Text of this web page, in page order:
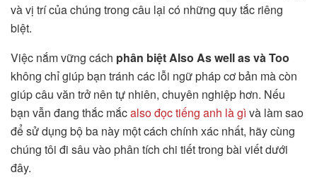
và vị trí của chúng trong câu lại có những quy tắc riêng
biệt.
Việc nắm vững cách phân biệt Also As well as và Too
không chỉ giúp bạn tránh các lỗi ngữ pháp cơ bản mà còn
giúp câu văn trở nên tự nhiên, chuyên nghiệp hơn. Nếu
bạn vẫn đang thắc mắcalso đọc tiếng anh là gì và làm sao
để sử dụng bộ ba này một cách chính xác nhất, hãy cùng
chúng tôi đi sâu vào phân tích chi tiết trong bài viết dưới
đây.